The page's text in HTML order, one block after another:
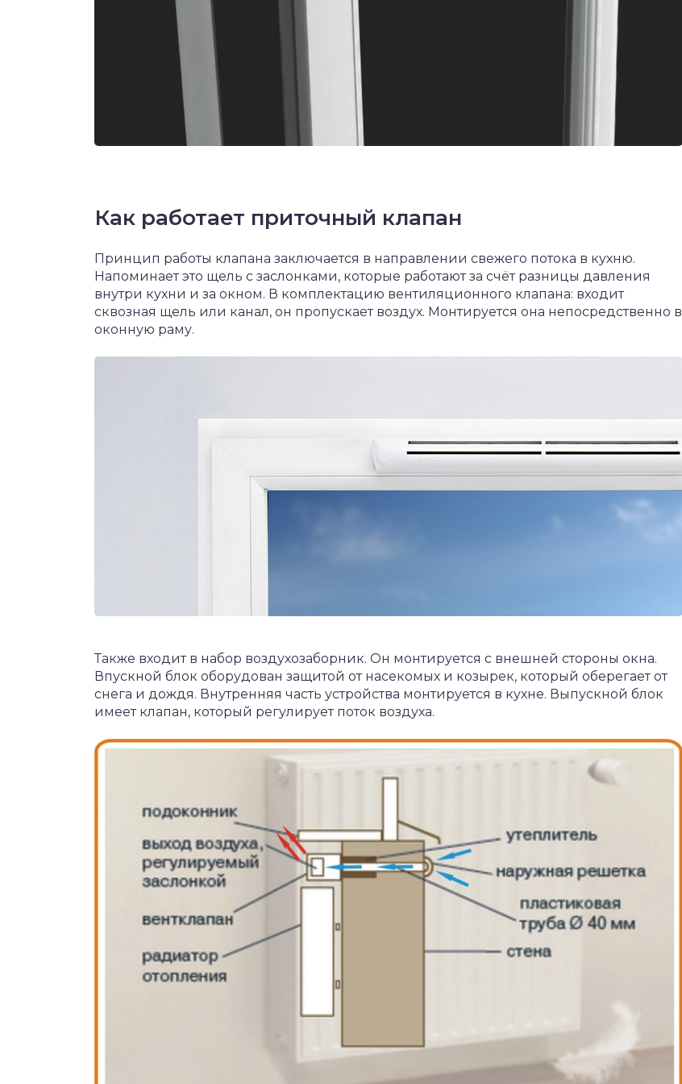
Как работает приточный клапан
Принцип работы клапана заключается в направлении свежего потока в кухню.
Напоминает это щель с заслонками, которые работают за счёт разницы давления
внутри кухни и за окном. В комплектацию вентиляционного клапана: входит
сквозная щель или канал, он пропускает воздух. Монтируется она непосредственно в
оконную раму.
Также входит в набор воздухозаборник. Он монтируется с внешней стороны окна.
Впускной блок оборудован защитой от насекомых и козырек, который оберегает от
снега и дождя. Внутренняя часть устройства монтируется в кухне. Выпускной блок
имеет клапан, который регулирует поток воздуха.